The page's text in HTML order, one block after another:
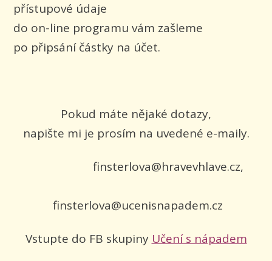
přístupové údaje
do on-line programu vám zašleme
po připsání částky na účet.
Pokud máte nějaké dotazy,
napište mi je prosím na uvedené e-maily.
finsterlova@hravevhlave.cz,
finsterlova@ucenisnapadem.cz
Vstupte do FB skupiny Učení s nápadem